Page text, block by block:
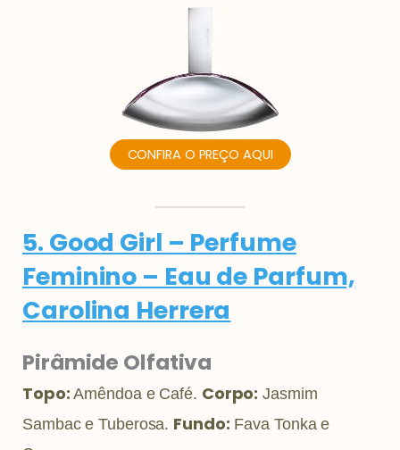
CONFIRA O PREÇO AQUI
5. Good Girl – Perfume
Feminino – Eau de Parfum,
Carolina Herrera
Pirâmide Olfativa
Topo: Amêndoa e Café. Corpo: Jasmim
Sambac e Tuberosa. Fundo: Fava Tonka e